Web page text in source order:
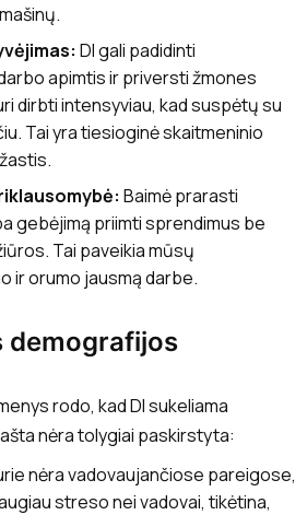
DI gali padidinti
apimtis ir priversti žmones
dirbti intensyviau, kad suspėtų su
Tai yra tiesioginė skaitmeninio
Baimė prarasti
gebėjimą priimti sprendimus be
Tai paveikia mūsų
ir orumo jausmą darbe.
demografijos
rodo, kad DI sukeliama
nėra tolygiai paskirstyta:
nėra vadovaujančiose pareigose,
streso nei vadovai, tikėtina,